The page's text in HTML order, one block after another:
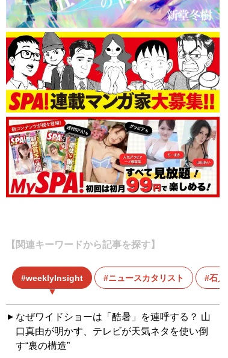
【関連キーワードから記事を探す】
weeklyInsight ニュースカタリスト 石戸
なぜワイドショーは「酷暑」を連呼する？ 山
口真由が明かす、テレビが天気ネタを使い倒
す“裏の構造”